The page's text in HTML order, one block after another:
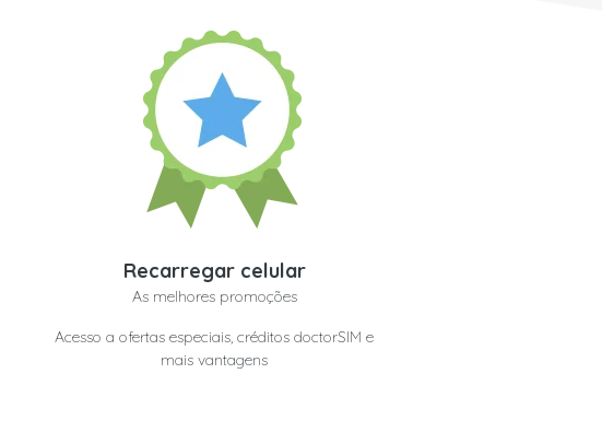
Recarregar celular
As melhores promoções
Acesso a ofertas especiais, créditos doctorSIM e
mais vantagens